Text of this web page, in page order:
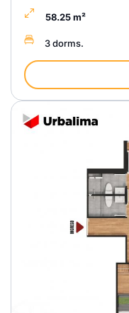
58.25 m²
3 dorms.